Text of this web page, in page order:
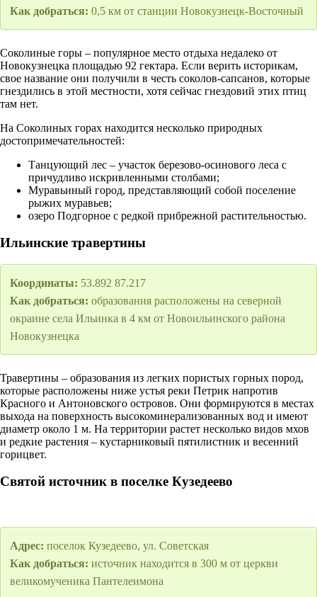
Как добраться: 0,5 км от станции Новокузнецк-Восточный
Соколиные горы – популярное место отдыха недалеко от
Новокузнецка площадью 92 гектара. Если верить историкам,
свое название они получили в честь соколов-сапсанов, которые
гнездились в этой местности, хотя сейчас гнездовий этих птиц
там нет.
На Соколиных горах находится несколько природных
достопримечательностей:
Танцующий лес – участок березово-осинового леса с
причудливо искривленными столбами;
Муравьиный город, представляющий собой поселение
рыжих муравьев;
озеро Подгорное с редкой прибрежной растительностью.
Ильинские травертины
Координаты: 53.892 87.217
Как добраться: образования расположены на северной
окраине села Ильинка в 4 км от Новоильинского района
Новокузнецка
Травертины – образования из легких пористых горных пород,
которые расположены ниже устья реки Петрик напротив
Красного и Антоновского островов. Они формируются в местах
выхода на поверхность высокоминерализованных вод и имеют
диаметр около 1 м. На территории растет несколько видов мхов
и редкие растения – кустарниковый пятилистник и весенний
горицвет.
Святой источник в поселке Кузедеево
Адрес: поселок Кузедеево, ул. Советская
Как добраться: источник находится в 300 м от церкви
великомученика Пантелеимона